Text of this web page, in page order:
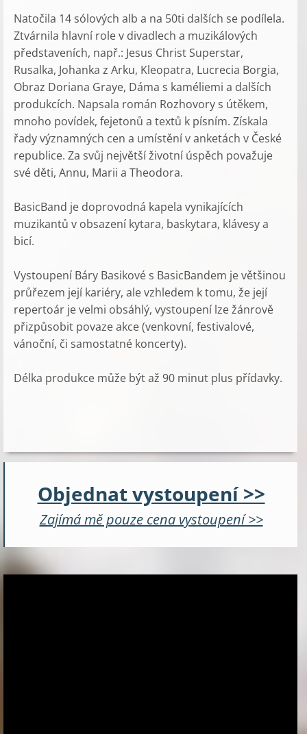
Natočila 14 sólových alb a na 50ti dalších se podílela.
Ztvárnila hlavní role v divadlech a muzikálových
představeních, např.: Jesus Christ Superstar,
Rusalka, Johanka z Arku, Kleopatra, Lucrecia Borgia,
Obraz Doriana Graye, Dáma s kaméliemi a dalších
produkcích. Napsala román Rozhovory s útěkem,
mnoho povídek, fejetonů a textů k písním. Získala
řady významných cen a umístění v anketách v České
republice. Za svůj největší životní úspěch považuje
své děti, Annu, Marii a Theodora.
BasicBand je doprovodná kapela vynikajících
muzikantů v obsazení kytara, baskytara, klávesy a
bicí.
Vystoupení Báry Basikové s BasicBandem je většinou
průřezem její kariéry, ale vzhledem k tomu, že její
repertoár je velmi obsáhlý, vystoupení lze žánrově
přizpůsobit povaze akce (venkovní, festivalové,
vánoční, či samostatné koncerty).
Délka produkce může být až 90 minut plus přídavky.
Objednat vystoupení >>
Zajímá mě pouze cena vystoupení >>